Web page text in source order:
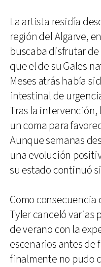
La artista residía
región del Algarve,
buscaba disfrutar
que el de su Gales
Meses atrás había
intestinal de
Tras la
un coma para
Aunque semanas
una evolución
su estado continuó
Como consecuencia
Tyler canceló varias
de verano con la
escenarios antes de
finalmente no pudo